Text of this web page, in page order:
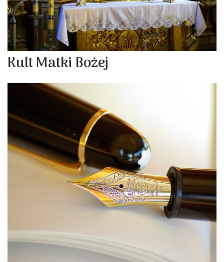
Kult Matki Bożej